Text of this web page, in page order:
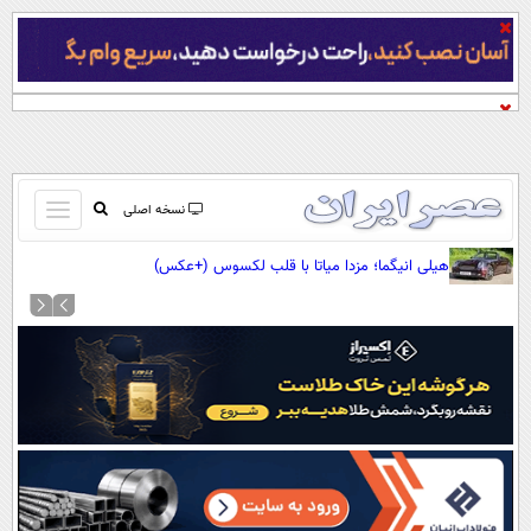
نسخه اصلی
باز
و
کردن
صفحه اول
آرشیو
نظرسنجی
آب و هوا
اوقات شرعی
سواد زندگی
هیلی انیگما؛ مزدا میاتا با قلب لکسوس (+عکس)